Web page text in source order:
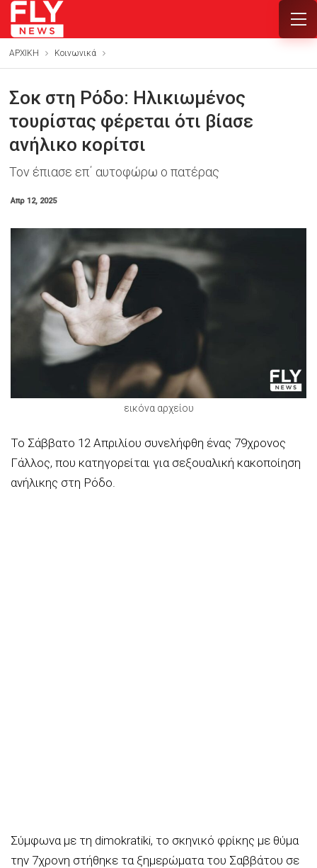
ΑΡΧΙΚΗ Κοινωνικά
Σοκ στη Ρόδο: Ηλικιωμένος
τουρίστας φέρεται ότι βίασε
ανήλικο κορίτσι
Τον έπιασε επ΄ αυτοφώρω ο πατέρας
Απρ 12, 2025
εικόνα αρχείου
Το Σάββατο 12 Απριλίου συνελήφθη ένας 79χρονος
Γάλλος, που κατηγορείται για σεξουαλική κακοποίηση
ανήλικης στη Ρόδο.
Σύμφωνα με τη dimokratiki, το σκηνικό φρίκης με θύμα
την 7χρονη στήθηκε τα ξημερώματα του Σαββάτου σε